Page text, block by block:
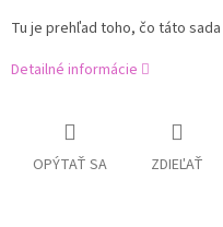
Tu je prehľad toho, čo táto
Detailné informácie
OPÝTAŤ SA ZDIEĽAŤ